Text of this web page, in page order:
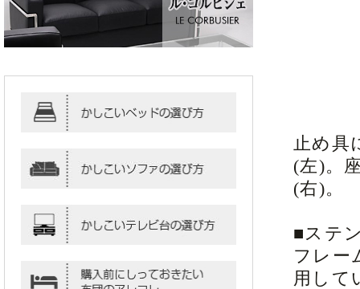
止め具
(左)。
(右)。
■ステ
フレー
用して